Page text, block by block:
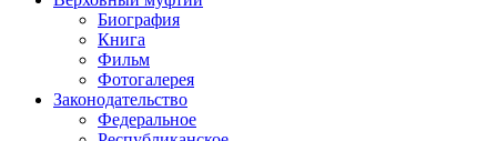
Биография
Книга
Фильм
Фотогалерея
Законодательство
Федеральное